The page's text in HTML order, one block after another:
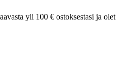
yli 100 € ostoksestasi ja olet